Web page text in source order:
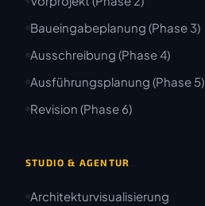
Baueingabeplanung (Phase 3)
Ausschreibung (Phase 4)
Ausführungsplanung (Phase 5)
Revision (Phase 6)
STUDIO & AGENTUR
Architekturvisualisierung